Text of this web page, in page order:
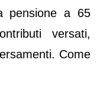
pensione a 65
versati,
Come